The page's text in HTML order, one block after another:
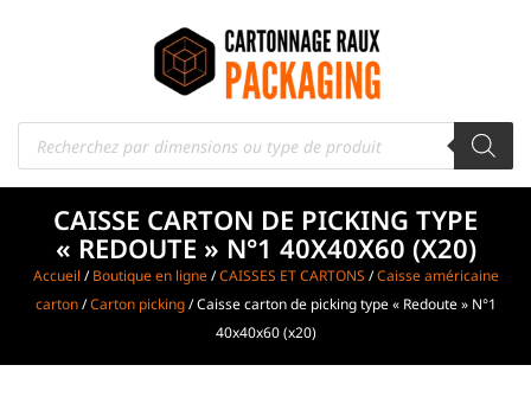
CAISSE CARTON DE PICKING TYPE
« REDOUTE » N°1 40X40X60 (X20)
Accueil /Boutique en ligne/CAISSES ET CARTONS /Caisse américaine
carton/Carton picking/ Caisse carton de picking type « Redoute » N°1
40x40x60 (x20)